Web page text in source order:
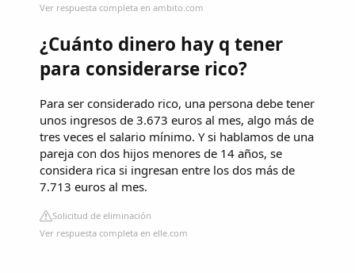
Ver respuesta completa en ambito.com
¿Cuánto dinero hay q tener
para considerarse rico?
Para ser considerado rico, una persona debe tener
unos ingresos de 3.673 euros al mes, algo más de
tres veces el salario mínimo. Y si hablamos de una
pareja con dos hijos menores de 14 años, se
considera rica si ingresan entre los dos más de
7.713 euros al mes.
Solicitud de eliminación
Ver respuesta completa en elle.com